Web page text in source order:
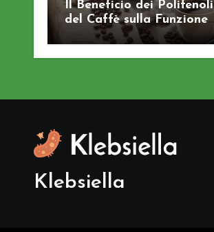
Il Beneficio dei Polifenoli
del Caffè sulla Funzione
Cognitiva
Klebsiella